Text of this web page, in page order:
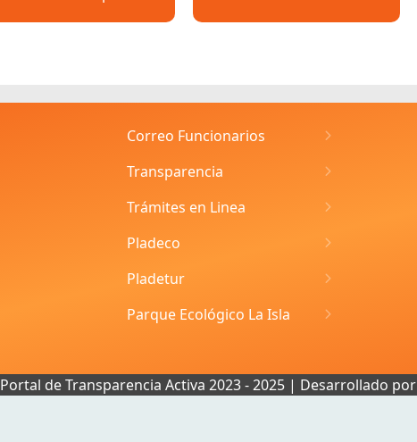
Correo Funcionarios
Transparencia
Trámites en Linea
Pladeco
Pladetur
Parque Ecológico La Isla
Portal de Transparencia Activa 2023 - 2025 | Desarrollado por